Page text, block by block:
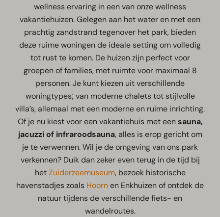
wellness ervaring in een van onze wellness
vakantiehuizen. Gelegen aan het water en met een
prachtig zandstrand tegenover het park, bieden
deze ruime woningen de ideale setting om volledig
tot rust te komen. De huizen zijn perfect voor
groepen of families, met ruimte voor maximaal 8
personen. Je kunt kiezen uit verschillende
woningtypes; van moderne chalets tot stijlvolle
villa’s, allemaal met een moderne en ruime inrichting.
Of je nu kiest voor een vakantiehuis met eensauna,
jacuzzi of infraroodsauna, alles is erop gericht om
je te verwennen. Wil je de omgeving van ons park
verkennen? Duik dan zeker even terug in de tijd bij
hetZuiderzeemuseum, bezoek historische
havenstadjes zoals Hoornen Enkhuizen of ontdek de
natuur tijdens de verschillende fiets- en
wandelroutes.